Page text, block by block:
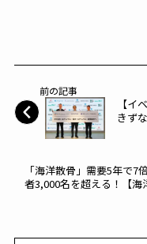
前の記事
【イ
きず
「海洋散骨」需要5年で7
者3,000名を超える！【海